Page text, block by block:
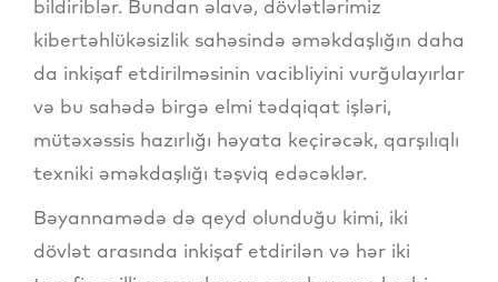
bildiriblər. Bundan əlavə, dövlətlərimiz
kibertəhlükəsizlik sahəsində əməkdaşlığın daha
da inkişaf etdirilməsinin vacibliyini vurğulayırlar
və bu sahədə birgə elmi tədqiqat işləri,
mütəxəssis hazırlığı həyata keçirəcək, qarşılıqlı
texniki əməkdaşlığı təşviq edəcəklər.
Bəyannamədə də qeyd olunduğu kimi, iki
dövlət arasında inkişaf etdirilən və hər iki